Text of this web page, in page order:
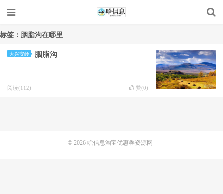
标签：胭脂沟在哪里
大兴安岭 胭脂沟
阅读(112) 赞(0)
© 2026 啥信息淘宝优惠券资源网